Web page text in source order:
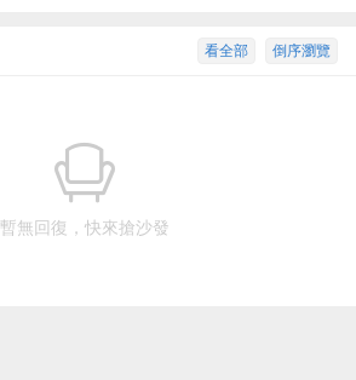
倒序瀏覽
看全部
暫無回復，快來搶沙發